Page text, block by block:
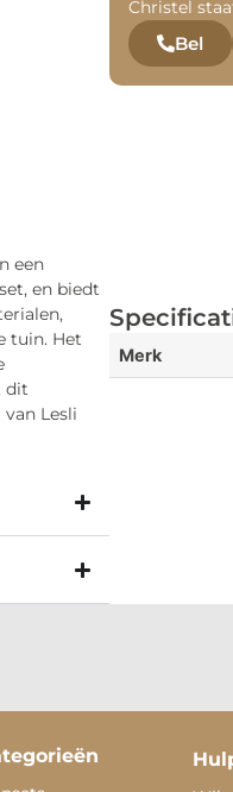
Christel
Bel
een
en biedt
tuin. Het
dit
Lesli
Merk